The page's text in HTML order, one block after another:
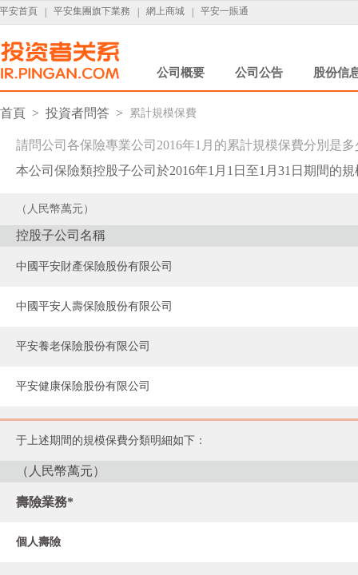
平安首頁
平安首页 平安集團旗下業務
平安集團旗下業務 網上商城
網上商城 平安一賬通
平安一賬通
公司概要 公司公告 股份信
首頁 > 投資者問答 > 累計規模保費
請問公司各保險專業公司2016年1月的累計規模保費分別是多
本公司保險類控股子公司於2016年1月1日至1月31日期間的
（人民幣萬元）
控股子公司名稱
中國平安財產保險股份有限公司
中國平安人壽保險股份有限公司
平安養老保險股份有限公司
平安健康保險股份有限公司
于上述期間的規模保費分類明細如下：
（人民幣萬元）
壽險業務*
個人壽險